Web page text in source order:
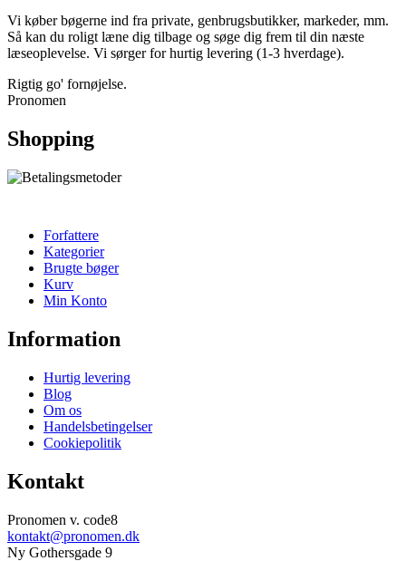
Vi køber bøgerne ind fra private, genbrugsbutikker, markeder, mm.
Så kan du roligt læne dig tilbage og søge dig frem til din næste
læseoplevelse. Vi sørger for hurtig levering (1-3 hverdage).
Rigtig go' fornøjelse.
Pronomen
Shopping
Forfattere
Kategorier
Brugte bøger
Kurv
Min Konto
Information
Hurtig levering
Blog
Om os
Handelsbetingelser
Cookiepolitik
Kontakt
Pronomen v. code8
kontakt@pronomen.dk
Ny Gothersgade 9